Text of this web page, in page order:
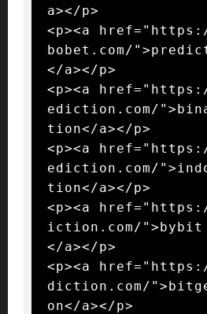
a></p>
<p><a
bobet.com/
</a></p>
<p><a
ediction.com/
tion</a></p>
<p><a
ediction.com/
tion</a></p>
<p><a
iction.com/
</a></p>
<p><a
diction.com/
on</a></p>